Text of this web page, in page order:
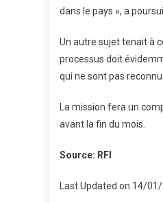
dans le pays », a
Un autre sujet tenait à
processus doit
qui ne sont pas
La mission fera un
avant la fin du mois.
Source: RFI
Last Updated on 14/